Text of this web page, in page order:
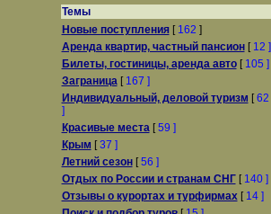
Темы
Новые поступления[ 162 ]
Аренда квартир, частный пансион[ 12 ]
Билеты, гостиницы, аренда авто[ 105 ]
Заграница[ 167 ]
Индивидуальный, деловой туризм [62
]
Красивые места[59 ]
Крым [37 ]
Летний сезон[56 ]
Отдых по России и странам СНГ[ 140 ]
Отзывы о курортах и турфирмах[ 14 ]